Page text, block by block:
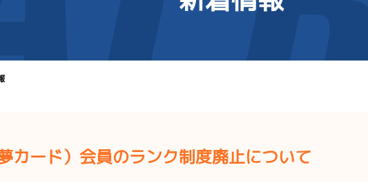
得点率ランキング
ター台帳 新人選手紹介
施設案内
アクセス
カード）会員のランク制度廃止について